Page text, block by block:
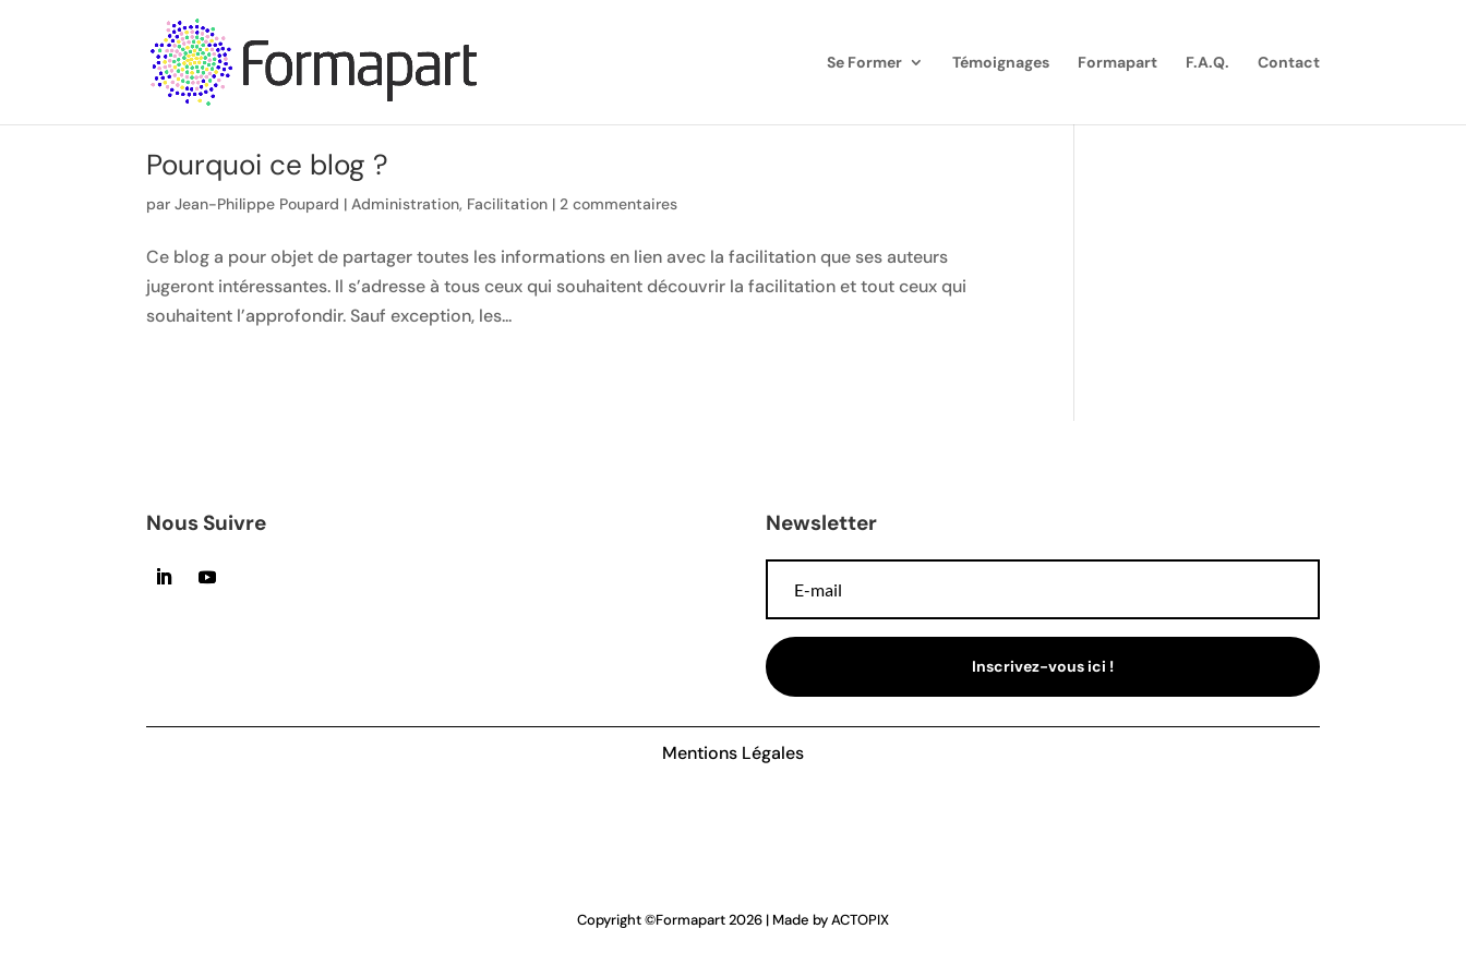
Se Former Témoignages Formapart F.A.Q. Contact
Pourquoi ce blog ?
parJean-Philippe Poupard |Administration, Facilitation |2 commentaires
Ce blog a pour objet de partager toutes les informations en lien avec la facilitation que ses auteurs
jugeront intéressantes. Il s’adresse à tous ceux qui souhaitent découvrir la facilitation et tout ceux qui
souhaitent l’approfondir. Sauf exception, les...
Nous Suivre Newsletter
Inscrivez-vous ici !
Mentions Légales
Copyright ©Formapart2026 | Made byACTOPIX